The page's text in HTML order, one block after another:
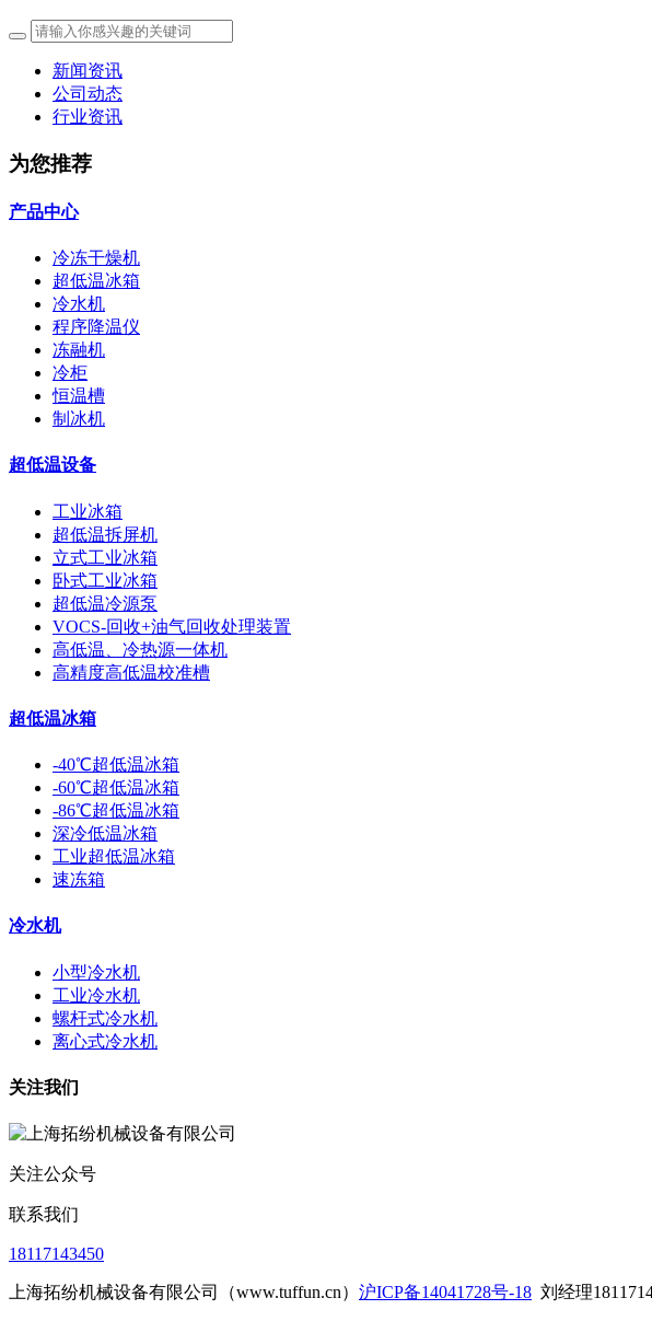
新闻资讯
公司动态
行业资讯
为您推荐
产品中心
冷冻干燥机
超低温冰箱
冷水机
程序降温仪
冻融机
冷柜
恒温槽
制冰机
超低温设备
工业冰箱
超低温拆屏机
立式工业冰箱
卧式工业冰箱
超低温冷源泵
VOCS-回收+油气回收处理装置
高低温、冷热源一体机
高精度高低温校准槽
超低温冰箱
-40℃超低温冰箱
-60℃超低温冰箱
-86℃超低温冰箱
深冷低温冰箱
工业超低温冰箱
速冻箱
冷水机
小型冷水机
工业冷水机
螺杆式冷水机
离心式冷水机
关注我们
关注公众号
联系我们
18117143450
上海拓纷机械设备有限公司（www.tuffun.cn） 沪ICP备14041728号-18 刘经理